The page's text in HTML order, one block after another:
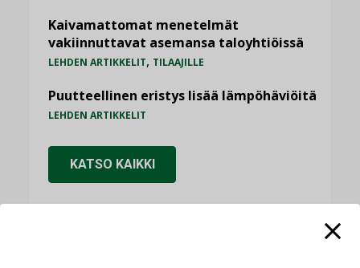
Kaivamattomat menetelmät
vakiinnuttavat asemansa taloyhtiöissä
LEHDEN ARTIKKELIT, TILAAJILLE
Puutteellinen eristys lisää lämpöhäviöitä
LEHDEN ARTIKKELIT
KATSO KAIKKI